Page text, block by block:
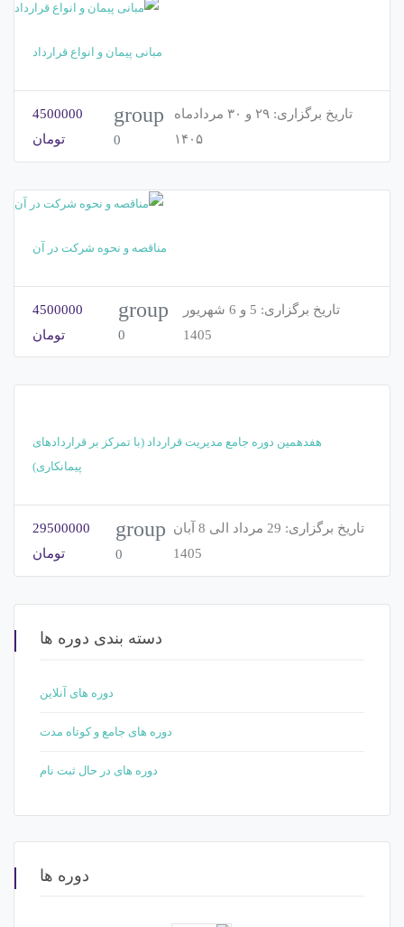
مبانی پیمان و انواع قرارداد
تاریخ برگزاری:
۲۹ و ۳۰ مردادماه
۱۴۰۵
group
0
4500000
تومان
مناقصه و نحوه شرکت در آن
تاریخ برگزاری:
5 و 6 شهریور
1405
group
0
4500000
تومان
هفدهمین دوره جامع مدیریت قرارداد (با تمرکز بر قراردادهای
پیمانکاری)
تاریخ برگزاری:
29 مرداد الی 8 آبان
1405
group
0
29500000
تومان
دسته بندی دوره ها
دوره های آنلاین
دوره های جامع و کوتاه مدت
دوره های در حال ثبت نام
دوره ها